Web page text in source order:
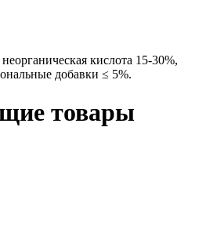
кислота 15-30%,
добавки ≤ 5%.
товары